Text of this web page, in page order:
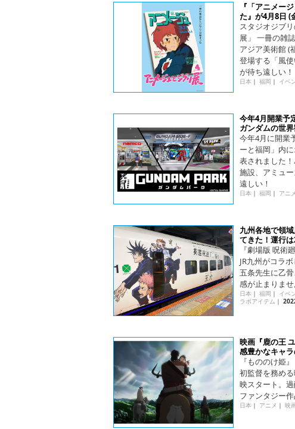
『「アニメー
た』が4月8日 (
スタジオジブ
展」 一冊の雑
アジア美術館 (
登場する「風
が待ち遠しい！
日本 ｜ 福岡 ｜ イベ
今年4月開業予
ガンダムの世
今年4月に開業
ーと福岡」内
表されました
施設、アミュ
遠しい！
日本 ｜ 福岡 ｜ アニメ
九州各地で領
てきた！運行
『劇場版 呪術
JR九州がコラ
五条先生に乙
感が止まりませ
日本 ｜ 福岡 ｜ イベ
ラボアイテム ｜
映画『鹿の王
感豊かなキャ
『もののけ姫
初監督を務め
映スタート。
ファンタジー
日本 ｜ アニメ ｜ 映